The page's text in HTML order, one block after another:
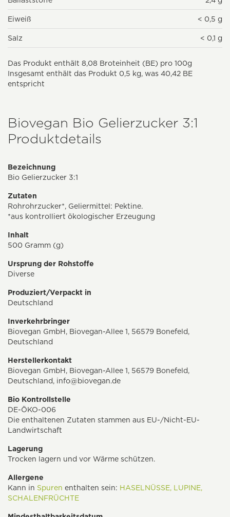
Eiweiß < 0,5 g
Salz < 0,1 g
Das Produkt enthält 8,08 Broteinheit (BE) pro 100g
Insgesamt enthält das Produkt 0,5 kg, was 40,42 BE
entspricht
Biovegan Bio Gelierzucker 3:1
Produktdetails
Bezeichnung
Bio Gelierzucker 3:1
Zutaten
Rohrohrzucker*, Geliermittel: Pektine.
*aus kontrolliert ökologischer Erzeugung
Inhalt
500 Gramm (g)
Ursprung der Rohstoffe
Diverse
Produziert/Verpackt in
Deutschland
Inverkehrbringer
Biovegan GmbH, Biovegan-Allee 1, 56579 Bonefeld,
Deutschland
Herstellerkontakt
Biovegan GmbH, Biovegan-Allee 1, 56579 Bonefeld,
Deutschland, info@biovegan.de
Bio Kontrollstelle
DE-ÖKO-006
Die enthaltenen Zutaten stammen aus EU-/Nicht-EU-
Landwirtschaft
Lagerung
Trocken lagern und vor Wärme schützen.
Allergene
Kann in Spuren enthalten sein: HASELNÜSSE, LUPINE,
SCHALENFRÜCHTE